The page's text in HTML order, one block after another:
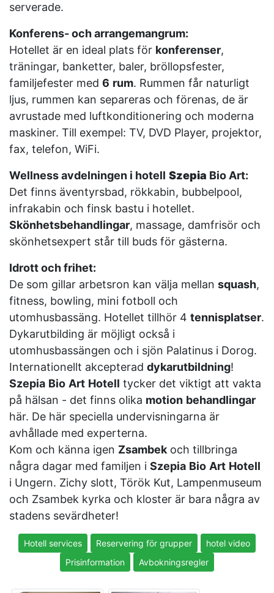
serverade.
Konferens- och arrangemangrum:
Hotellet är en ideal plats för konferenser,
träningar, banketter, baler, bröllopsfester,
familjefester med 6 rum. Rummen får naturligt
ljus, rummen kan separeras och förenas, de är
avrustade med luftkonditionering och moderna
maskiner. Till exempel: TV, DVD Player, projektor,
fax, telefon, WiFi.
Wellness avdelningen i hotell Szepia Bio Art:
Det finns äventyrsbad, rökkabin, bubbelpool,
infrakabin och finsk bastu i hotellet.
Skönhetsbehandlingar, massage, damfrisör och
skönhetsexpert står till buds för gästerna.
Idrott och frihet:
De som gillar arbetsron kan välja mellan squash,
fitness, bowling, mini fotboll och
utomhusbassäng. Hotellet tillhör 4 tennisplatser.
Dykarutbilding är möjligt också i
utomhusbassängen och i sjön Palatinus i Dorog.
Internationellt akcepterad dykarutbildning!
Szepia Bio Art Hotell tycker det viktigt att vakta
på hälsan - det finns olika motion behandlingar
här. De här speciella undervisningarna är
avhållade med experterna.
Kom och känna igen Zsambek och tillbringa
några dagar med familjen i Szepia Bio Art Hotell
i Ungern. Zichy slott, Török Kut, Lampenmuseum
och Zsambek kyrka och kloster är bara några av
stadens sevärdheter!
Hotell services Reservering för grupper
hotel video
Prisinformation
Avbokningsregler